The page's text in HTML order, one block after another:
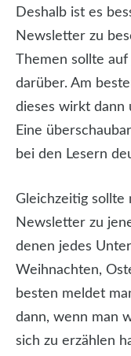
Deshalb ist es
Newsletter zu
Themen sollte auf
darüber. Am
dieses wirkt dann
Eine
bei den Lesern
Gleichzeitig sollte
Newsletter zu
denen jedes
Weihnachten,
besten meldet
dann, wenn man
sich zu erzählen